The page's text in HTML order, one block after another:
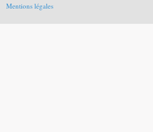
Mentions légales